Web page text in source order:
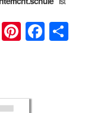
Twitter